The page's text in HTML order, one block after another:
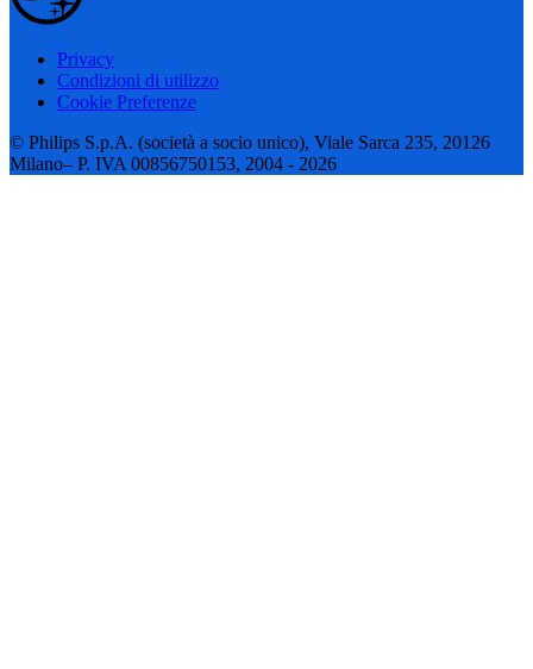
Privacy
Condizioni di utilizzo
Cookie Preferenze
© Philips S.p.A. (società a socio unico), Viale Sarca 235, 20126
Milano– P. IVA 00856750153, 2004 - 2026